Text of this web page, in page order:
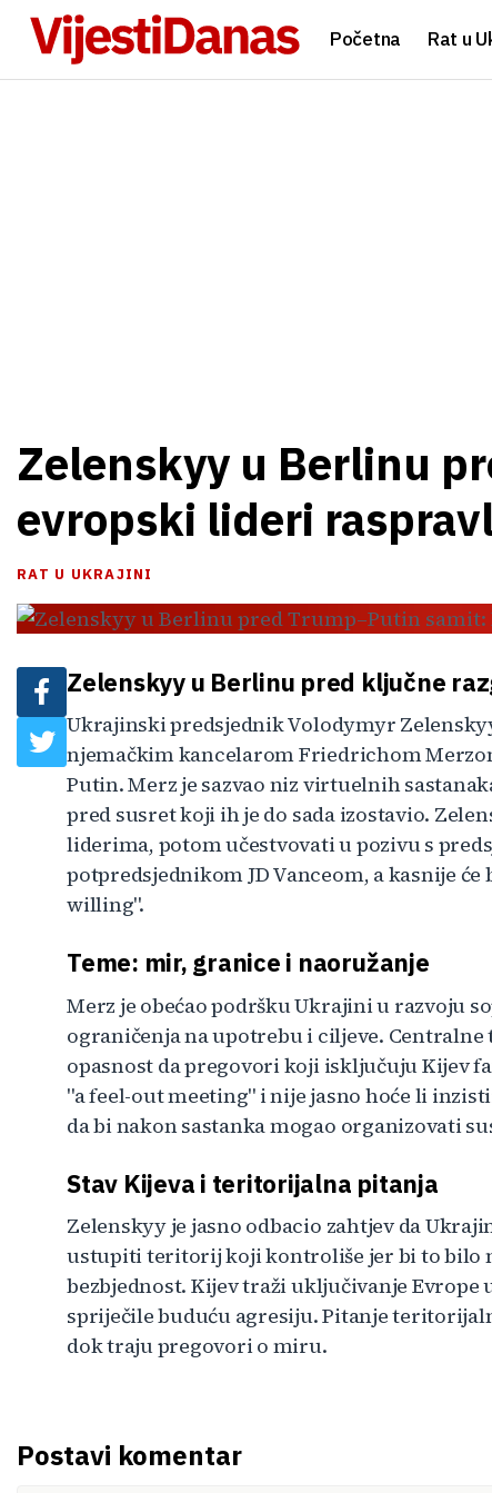
Početna Rat u
Zelenskyy u Berlinu
evropski lideri
RAT U UKRAJINI
Zelenskyy u Berlinu pred ključne
Ukrajinski predsjednik Volodymyr
njemačkim kancelarom Friedrichom
Putin. Merz je sazvao niz virtuelnih
pred susret koji ih je do sada izostavio.
liderima, potom učestvovati u pozivu s
potpredsjednikom JD Vanceom, a kasnije
willing".
Teme: mir, granice i naoružanje
Merz je obećao podršku Ukrajini u razvoju
ograničenja na upotrebu i ciljeve.
opasnost da pregovori koji isključuju Kijev
"a feel-out meeting" i nije jasno hoće li
da bi nakon sastanka mogao organizovati
Stav Kijeva i teritorijalna pitanja
Zelenskyy je jasno odbacio zahtjev da
ustupiti teritorij koji kontroliše jer bi to bilo
bezbjednost. Kijev traži uključivanje
spriječile buduću agresiju. Pitanje
dok traju pregovori o miru.
Postavi komentar